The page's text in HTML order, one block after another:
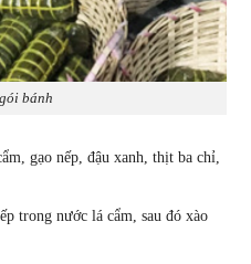
bánh
gạo nếp, đậu xanh, thịt ba chỉ,
trong nước lá cẩm, sau đó xào